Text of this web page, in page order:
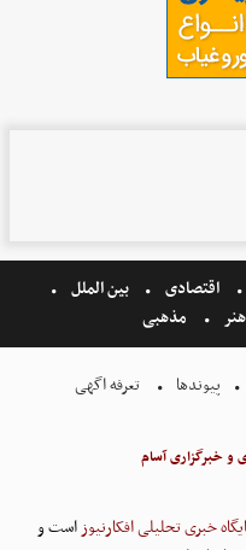
اقتصادی
بین الملل
مذهبی
پیوندها تعرفه اگهی
خبرگزاری آسام
خبری تحلیلی افکارنیوز است و